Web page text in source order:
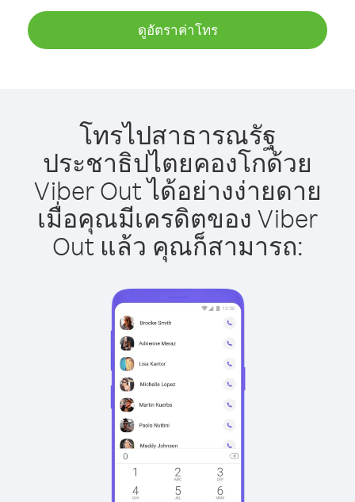
ดูอัตราค่าโทร
โทรไปสาธารณรัฐ
ประชาธิปไตยคองโกด้วย
Viber Out ได้อย่างง่ายดาย
เมื่อคุณมีเครดิตของ Viber
Out แล้ว คุณก็สามารถ: